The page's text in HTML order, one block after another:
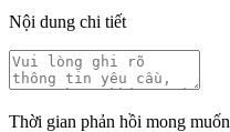
Nội dung chi tiết
Thời gian phản hồi mong muốn